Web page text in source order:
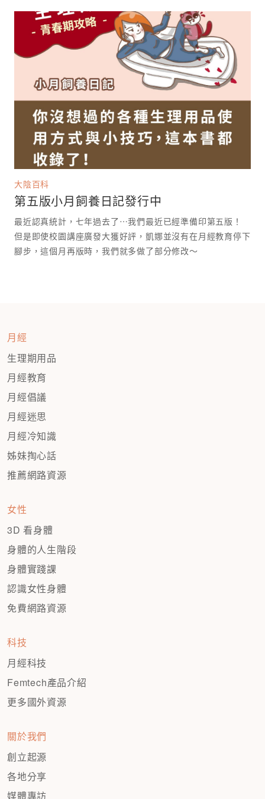
大陰百科
第五版小月飼養日記發行中
最近認真統計，七年過去了⋯我們最近已經準備印第五版！
但是即使校園講座廣發大獲好評，凱娜並沒有在月經教育停下
腳步，這個月再版時，我們就多做了部分修改～
月經
生理期用品
月經教育
月經倡議
月經迷思
月經冷知識
姊妹掏心話
推薦網路資源
女性
3D 看身體
身體的人生階段
身體實踐課
認識女性身體
免費網路資源
科技
月經科技
Femtech產品介紹
更多國外資源
關於我們
創立起源
各地分享
媒體專訪